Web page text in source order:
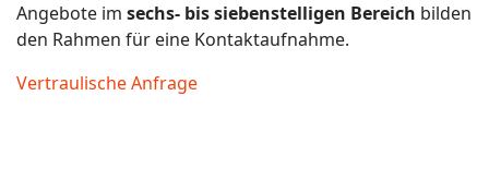
Angebote im sechs- bis siebenstelligen Bereich bilden
den Rahmen für eine Kontaktaufnahme.
Vertraulische Anfrage